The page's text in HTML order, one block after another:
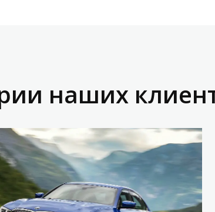
наших